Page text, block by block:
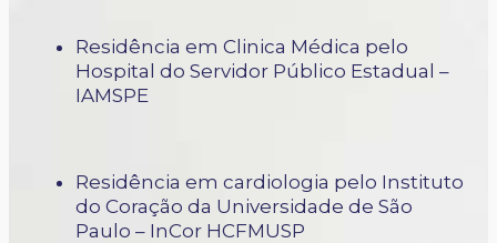
Residência em Clinica Médica pelo
Hospital do Servidor Público Estadual –
IAMSPE
Residência em cardiologia pelo Instituto
do Coração da Universidade de São
Paulo – InCor HCFMUSP